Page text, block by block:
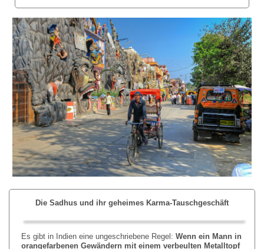
Die Sadhus und ihr geheimes Karma-Tauschgeschäft
Es gibt in Indien eine ungeschriebene Regel: Wenn ein Mann in
orangefarbenen Gewändern mit einem verbeulten Metalltopf